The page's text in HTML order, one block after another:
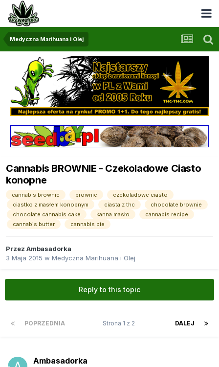
Medyczna Marihuana i Olej
Cannabis BROWNIE - Czekoladowe Ciasto
konopne
cannabis brownie brownie
czekoladowe ciasto
ciastko z masłem konopnym
ciasta z thc
chocolate brownie
chocolate cannabis cake
kanna masło
cannabis recipe
cannabis butter
cannabis pie
Przez Ambasadorka
3 Maja 2015 w Medyczna Marihuana i Olej
Reply to this topic
POPRZEDNIA DALEJ
Strona 1 z 2
Ambasadorka